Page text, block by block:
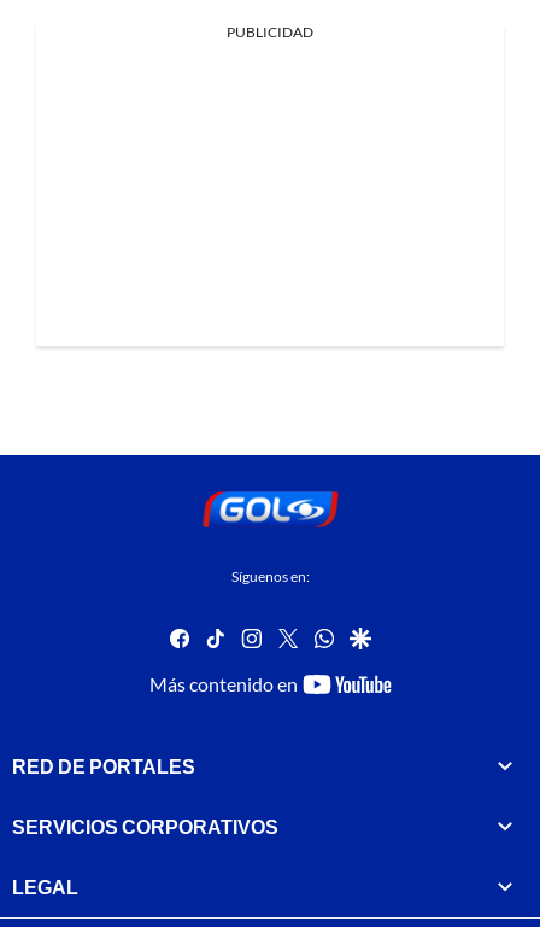
PUBLICIDAD
Síguenos en:
facebook
tiktok instagram
twitterwhatsapp
google
Más contenido en
youtube-
RED DE PORTALES
SERVICIOS CORPORATIVOS
LEGAL